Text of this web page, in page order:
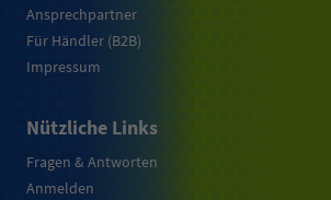
Ansprechpartner
Für Händler (B2B)
Impressum
Nützliche Links
Fragen & Antworten
Anmelden